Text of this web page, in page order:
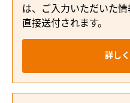
は、ご入力いただいた
直接送付されます。
詳し